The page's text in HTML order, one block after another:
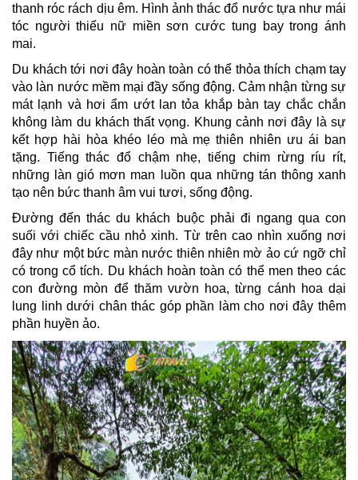
thanh róc rách dịu êm. Hình ảnh thác đổ nước tựa như mái
tóc người thiếu nữ miền sơn cước tung bay trong ánh
mai.
Du khách tới nơi đây hoàn toàn có thể thỏa thích chạm tay
vào làn nước mềm mại đầy sống động. Cảm nhận từng sự
mát lạnh và hơi ẩm ướt lan tỏa khắp bàn tay chắc chắn
không làm du khách thất vọng. Khung cảnh nơi đây là sự
kết hợp hài hòa khéo léo mà mẹ thiên nhiên ưu ái ban
tặng. Tiếng thác đổ chậm nhẹ, tiếng chim rừng ríu rít,
những làn gió mơn man luồn qua những tán thông xanh
tạo nên bức thanh âm vui tươi, sống động.
Đường đến thác du khách buộc phải đi ngang qua con
suối với chiếc cầu nhỏ xinh. Từ trên cao nhìn xuống nơi
đây như một bức màn nước thiên nhiên mờ ảo cứ ngỡ chỉ
có trong cổ tích. Du khách hoàn toàn có thể men theo các
con đường mòn để thăm vườn hoa, từng cánh hoa dại
lung linh dưới chân thác góp phần làm cho nơi đây thêm
phần huyền ảo.